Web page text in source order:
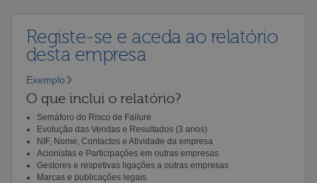
Registe-se e aceda ao relatório
desta empresa
Exemplo
O que inclui o relatório?
Semáforo do Risco de Failure
Evolução das Vendas e Resultados (3 anos)
NIF, Nome, Contactos e Atividade da empresa
Acionistas e Participações em outras empresas
Gestores e respetivas ligações a outras empresas
Marcas e publicações legais